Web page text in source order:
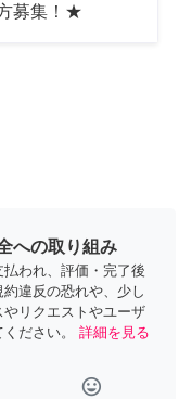
募集！★
への取り組み
われ、評価・完了後
違反の恐れや、少し
リクエストやユーザ
ださい。
詳細を見る
tag_faces